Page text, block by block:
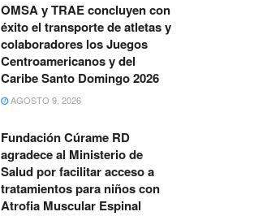
OMSA y TRAE concluyen con
éxito el transporte de atletas y
colaboradores los Juegos
Centroamericanos y del
Caribe Santo Domingo 2026
AGOSTO 9, 2026
Fundación Cúrame RD
agradece al Ministerio de
Salud por facilitar acceso a
tratamientos para niños con
Atrofia Muscular Espinal